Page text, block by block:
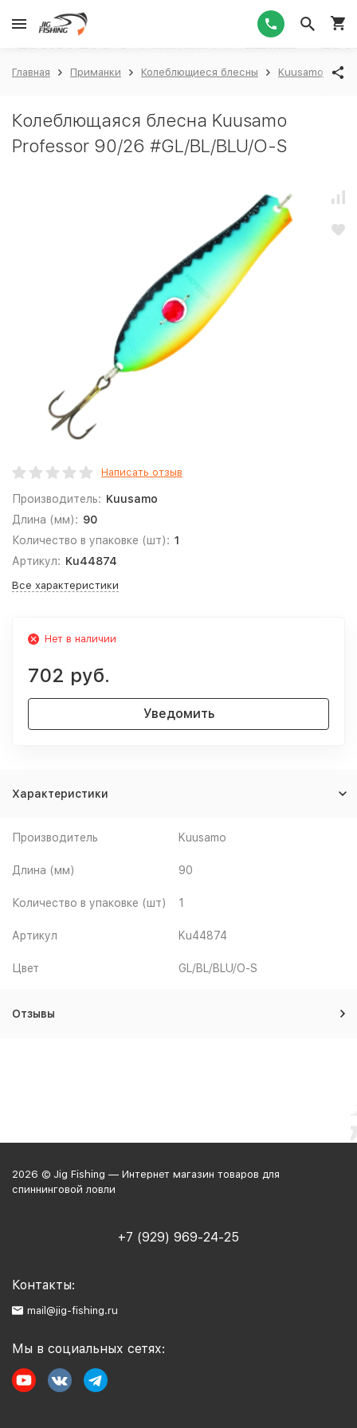
Главная Приманки Колеблющиеся блесны Kuusamo
Колеблющаяся блесна Kuusamo
Professor 90/26 #GL/BL/BLU/O-S
Написать отзыв
Производитель: Kuusamo
Длина (мм): 90
Количество в упаковке (шт): 1
Артикул: Ku44874
Все характеристики
Нет в наличии
702 руб.
Уведомить
Характеристики
Производитель Kuusamo
Длина (мм) 90
Количество в упаковке (шт) 1
Артикул Ku44874
Цвет GL/BL/BLU/O-S
Отзывы
2026 © Jig Fishing — Интернет магазин товаров для
спиннинговой ловли
+7 (929) 969-24-25
Контакты:
mail@jig-fishing.ru
Мы в социальных сетях: